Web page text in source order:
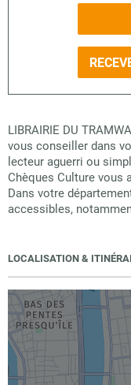
LIBRAIRIE DU
vous conseiller dans
lecteur aguerri ou
Chèques Culture vous
Dans votre
accessibles,
LOCALISATION &